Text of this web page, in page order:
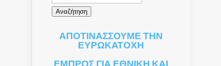
ΑΠΟΤΙΝΑΣΣΟΥΜΕ ΤΗΝ
ΕΥΡΩΚΑΤΟΧΗ
ΕΜΠΡΟΣ ΓΙΑ ΕΘΝΙΚΗ ΚΑΙ